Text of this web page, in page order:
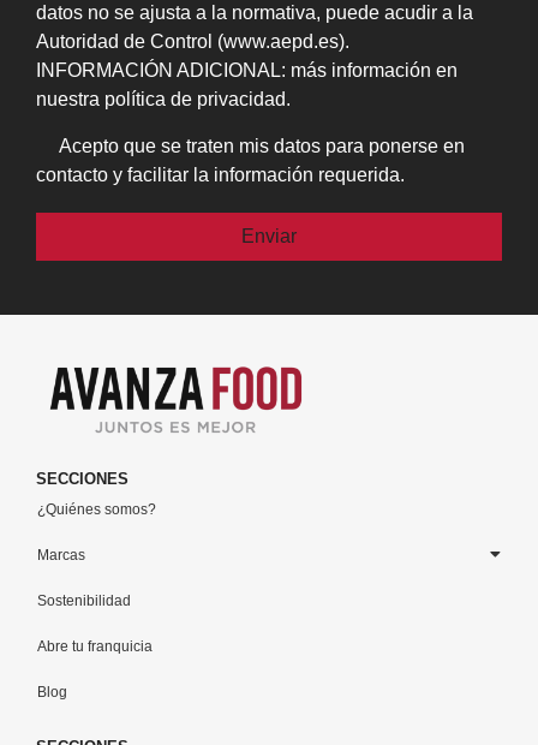
datos no se ajusta a la normativa, puede acudir a la
Autoridad de Control (www.aepd.es).
INFORMACIÓN ADICIONAL: más información en
nuestra política de privacidad.
Acepto que se traten mis datos para ponerse en
contacto y facilitar la información requerida.
SECCIONES
¿Quiénes somos?
Marcas
Sostenibilidad
Abre tu franquicia
Blog